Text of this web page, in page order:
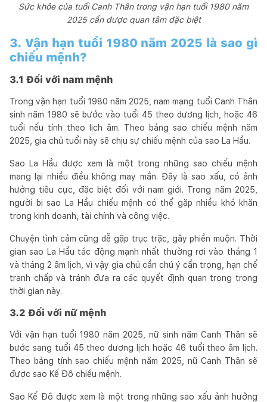
Sức khỏe của tuổi Canh Thân trong vận hạn tuổi 1980 năm
2025 cần được quan tâm đặc biệt
3. Vận hạn tuổi 1980 năm 2025 là sao gì
chiếu mệnh?
3.1 Đối với nam mệnh
Trong vận hạn tuổi 1980 năm 2025, nam mạng tuổi Canh Thân
sinh năm 1980 sẽ bước vào tuổi 45 theo dương lịch, hoặc 46
tuổi nếu tính theo lịch âm. Theo bảng sao chiếu mệnh năm
2025, gia chủ tuổi này sẽ chịu sự chiếu mệnh của sao La Hầu.
Sao La Hầu được xem là một trong những sao chiếu mệnh
mang lại nhiều điều không may mắn. Đây là sao xấu, có ảnh
hưởng tiêu cực, đặc biệt đối với nam giới. Trong năm 2025,
người bị sao La Hầu chiếu mệnh có thể gặp nhiều khó khăn
trong kinh doanh, tài chính và công việc.
Chuyện tình cảm cũng dễ gặp trục trặc, gây phiền muộn. Thời
gian sao La Hầu tác động mạnh nhất thường rơi vào tháng 1
và tháng 2 âm lịch, vì vậy gia chủ cần chú ý cẩn trọng, hạn chế
tranh chấp và tránh đưa ra các quyết định quan trọng trong
thời gian này.
3.2 Đối với nữ mệnh
Với vận hạn tuổi 1980 năm 2025, nữ sinh năm Canh Thân sẽ
bước sang tuổi 45 theo dương lịch hoặc 46 tuổi theo âm lịch.
Theo bảng tính sao chiếu mệnh năm 2025, nữ Canh Thân sẽ
được sao Kế Đô chiếu mệnh.
Sao Kế Đô được xem là một trong những sao xấu ảnh hưởng